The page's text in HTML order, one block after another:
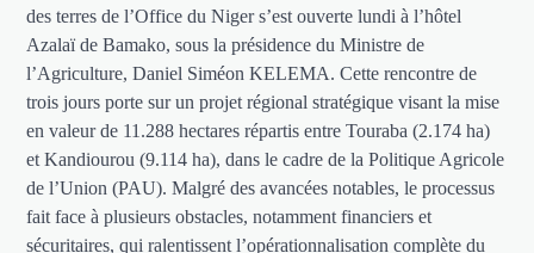
des terres de l’Office du Niger s’est ouverte lundi à l’hôtel
Azalaï de Bamako, sous la présidence du Ministre de
l’Agriculture, Daniel Siméon KELEMA. Cette rencontre de
trois jours porte sur un projet régional stratégique visant la mise
en valeur de 11.288 hectares répartis entre Touraba (2.174 ha)
et Kandiourou (9.114 ha), dans le cadre de la Politique Agricole
de l’Union (PAU). Malgré des avancées notables, le processus
fait face à plusieurs obstacles, notamment financiers et
sécuritaires, qui ralentissent l’opérationnalisation complète du